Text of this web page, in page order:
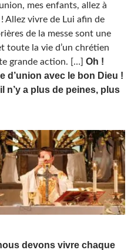
mes enfants, allez à
Allez vivre de Lui afin de
de la messe sont une
toute la vie d’un chrétien
grande action. […] Oh !
d’union avec le bon Dieu !
n’y a plus de peines, plus
devons vivre chaque